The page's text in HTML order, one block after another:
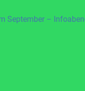
September –